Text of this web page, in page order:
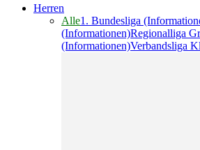
Herren
Alle1. Bundesliga
(Informationen)Regionalliga
(Informationen)Verbandsliga